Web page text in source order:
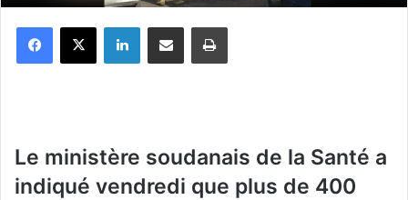
Le ministère soudanais de la Santé a
indiqué vendredi que plus de 400